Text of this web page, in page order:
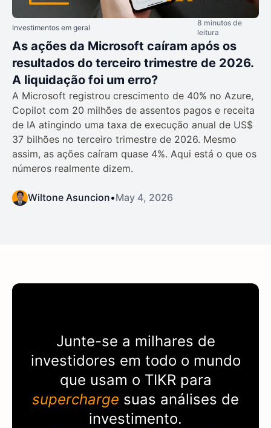
Investimentos em geral
8 minutos de
leitura
As ações da Microsoft caíram após os
resultados do terceiro trimestre de 2026.
A liquidação foi um erro?
A Microsoft registrou crescimento de 40% no Azure,
Copilot com 20 milhões de assentos pagos e receita
de IA atingindo uma taxa de execução anual de US$
37 bilhões no terceiro trimestre de 2026. Mesmo
assim, as ações caíram quase 4%. Aqui está o que os
números realmente dizem.
Wiltone Asuncion•May 4, 2026
Junte-se a milhares de
investidores em todo o mundo
que usam o TIKRpara
supercharge suas análises de
investimento.